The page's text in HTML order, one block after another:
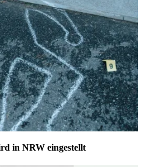
in NRW eingestellt